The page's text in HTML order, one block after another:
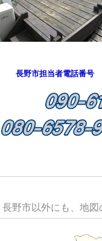
長野市担当者電話番号
長野市以外にも、地図